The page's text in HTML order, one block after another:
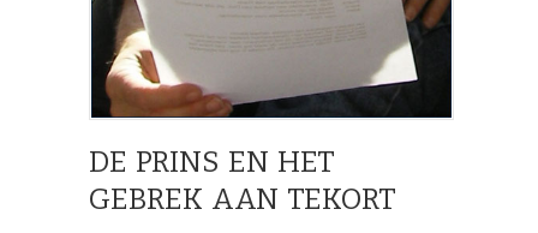
DE PRINS EN HET
GEBREK AAN TEKORT